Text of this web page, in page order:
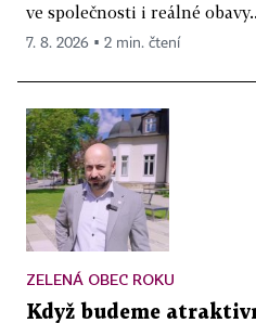
ve společnosti i reálné
7. 8. 2026 ▪ 2 min. čtení
ZELENÁ OBEC ROKU
Když budeme